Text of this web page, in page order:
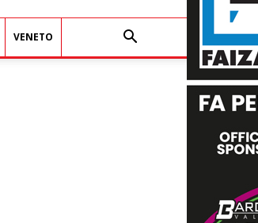
VENETO